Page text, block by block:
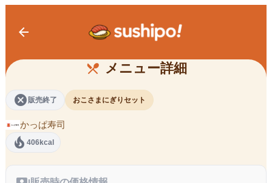
arrow_back
restaurant_menu メニュー詳細
おこさまにぎりセット
cancel 販売終了 おこさまにぎりセット
かっぱ寿司
local_fire_department 406kcal